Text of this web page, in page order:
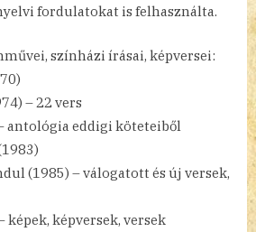
fordulatokat is felhasználta.
színházi írásai, képversei:
– 22 vers
antológia eddigi köteteiből
(1985) – válogatott és új versek,
képek, képversek, versek